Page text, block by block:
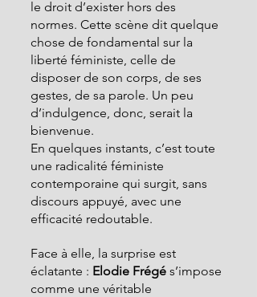
le droit d’exister hors des
normes. Cette scène dit quelque
chose de fondamental sur la
liberté féministe, celle de
disposer de son corps, de ses
gestes, de sa parole. Un peu
d’indulgence, donc, serait la
bienvenue.
En quelques instants, c’est toute
une radicalité féministe
contemporaine qui surgit, sans
discours appuyé, avec une
efficacité redoutable.
Face à elle, la surprise est
éclatante : Elodie Frégé s’impose
comme une véritable